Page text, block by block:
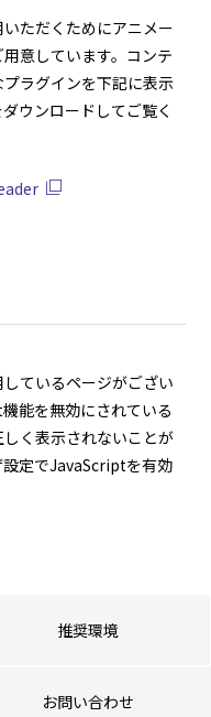
ただくためにアニメー
意しています。コンテ
ラグインを下記に表示
ウンロードしてご覧く
ているページがござい
能を無効にされている
く表示されないことが
設定でJavaScriptを有効
推奨環境
お問い合わせ